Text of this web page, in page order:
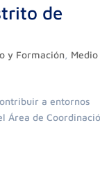
de
y Formación Medio
a entornos
Área de